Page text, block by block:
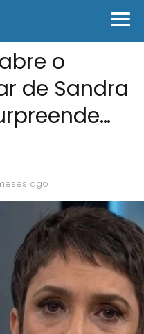
o
de Sandra
ago